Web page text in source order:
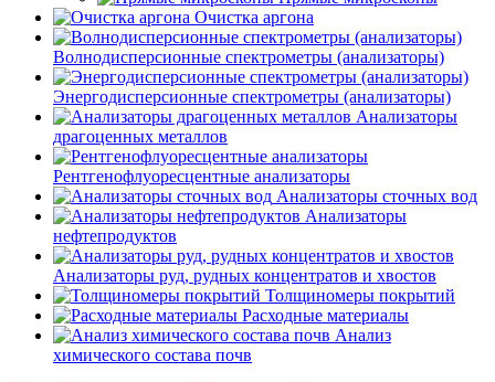
Очистка аргона
Волнодисперсионные спектрометры (анализаторы)
Энергодисперсионные спектрометры (анализаторы)
Анализаторы
драгоценных металлов
Рентгенофлуоресцентные анализаторы
Анализаторы сточных вод
Анализаторы
нефтепродуктов
Анализаторы руд, рудных концентратов и хвостов
Толщиномеры покрытий
Расходные материалы
Анализ
химического состава почв